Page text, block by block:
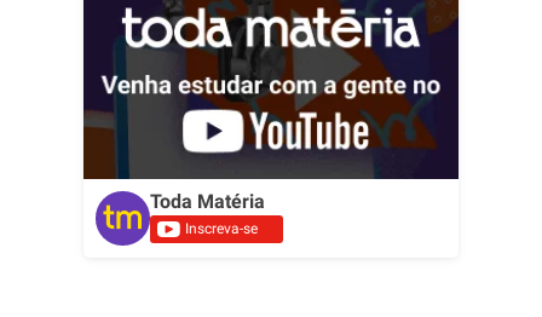
Toda Matéria
Inscreva-se